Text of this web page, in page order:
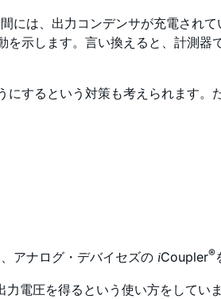
は、出力コンデンサが充電され
示します。言い換えると、計測
するという対策も考えられます
アナログ・デバイセズの iCoupler®
力電圧を得るという使い方をしてい